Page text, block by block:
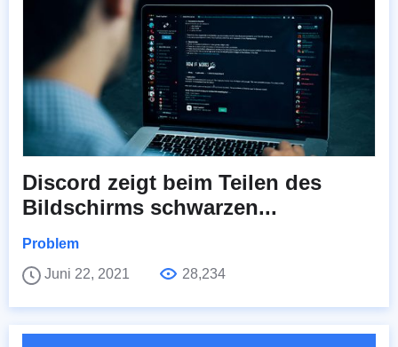
Discord zeigt beim Teilen des
Bildschirms schwarzen...
Problem
Juni 22, 2021
28,234